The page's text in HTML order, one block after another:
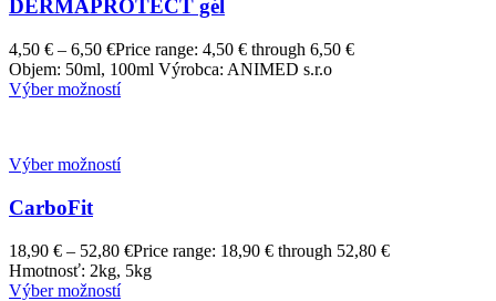
DERMAPROTECT gél
4,50 € – 6,50 €Price range: 4,50 € through 6,50 €
Objem: 50ml, 100ml Výrobca: ANIMED s.r.o
Výber možností
Výber možností
CarboFit
18,90 € – 52,80 €Price range: 18,90 € through 52,80 €
Hmotnosť: 2kg, 5kg
Výber možností